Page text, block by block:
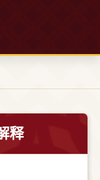
释